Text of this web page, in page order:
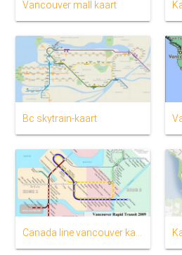
Vancouver mall kaart
Bc skytrain-kaart